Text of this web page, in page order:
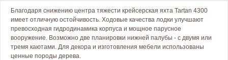
Благодаря снижению центра тяжести крейсерская яхта Tartan 4300
имеет отличную остойчивость. Ходовые качества лодки улучшают
превосходная гидродинамика корпуса и мощное парусное
вооружение. Возможно две планировки нижней палубы - с двумя или
тремя каютами. Для декора и изготовления мебели использованы
ценные породы дерева.